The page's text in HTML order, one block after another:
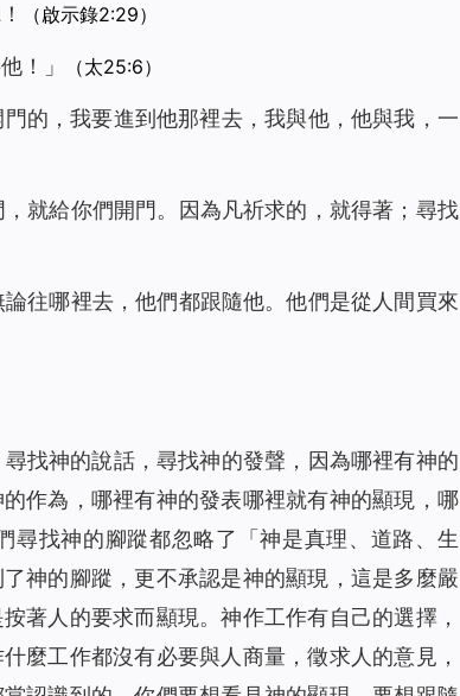
（啟示錄2:29）
！」 （太25:6）
的，我要進到他那裡去，我與他，他與我，一
就給你們開門。因為凡祈求的，就得著；尋找
往哪裡去，他們都跟隨他。他們是從人間買來
找神的說話，尋找神的發聲，因為哪裡有神的
作為，哪裡有神的發表哪裡就有神的顯現，哪
尋找神的腳蹤都忽略了「神是真理、道路、生
神的腳蹤，更不承認是神的顯現，這是多麼嚴
著人的要求而顯現。神作工作有自己的選擇，
麼工作都沒有必要與人商量，徵求人的意見，